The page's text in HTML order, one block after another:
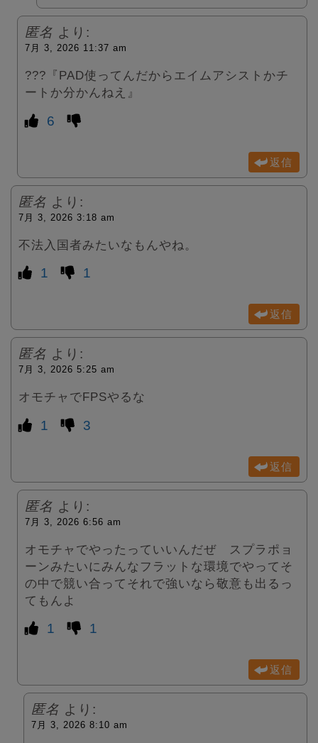
匿名 より:
7月 3, 2026 11:37 am
???『PAD使ってんだからエイムアシストかチ
ートか分かんねえ』
6
返信
匿名 より:
7月 3, 2026 3:18 am
不法入国者みたいなもんやね。
1 1
返信
匿名 より:
7月 3, 2026 5:25 am
オモチャでFPSやるな
1 3
返信
匿名 より:
7月 3, 2026 6:56 am
オモチャでやったっていいんだぜ スプラポョ
ーンみたいにみんなフラットな環境でやってそ
の中で競い合ってそれで強いなら敬意も出るっ
てもんよ
1 1
返信
匿名 より:
7月 3, 2026 8:10 am